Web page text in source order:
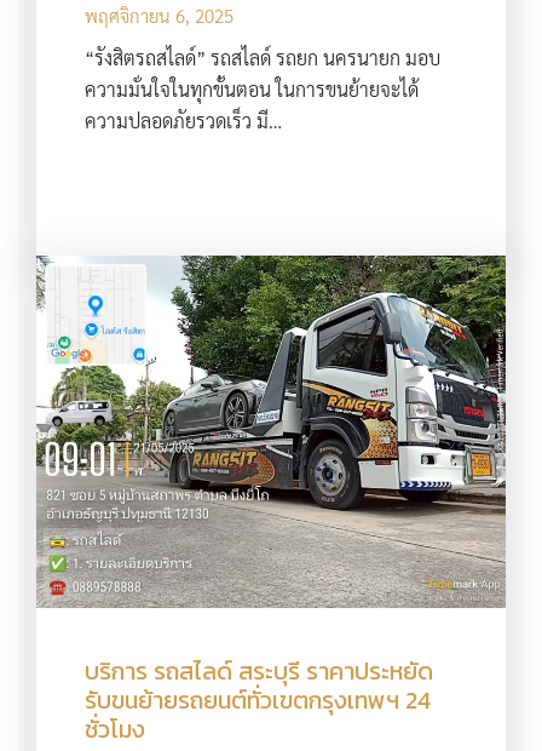
พฤศจิกายน 6, 2025
“รังสิตรถสไลด์” รถสไลด์ รถยก นครนายก มอบ
ความมั่นใจในทุกขั้นตอน ในการขนย้ายจะได้
ความปลอดภัยรวดเร็ว มี…
บริการ รถสไลด์ สระบุรี ราคาประหยัด
รับขนย้ายรถยนต์ทั่วเขตกรุงเทพฯ 24
ชั่วโมง